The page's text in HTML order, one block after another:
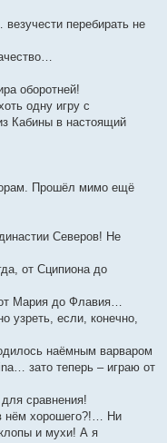
перебирать не
оборотней!
одну игру с
Кабины в настоящий
Прошёл мимо ещё
Северов! Не
от Сципиона до
Мария до Флавия…
узреть, если, конечно,
наёмным варваром
зато теперь – играю от
сравнения!
нём хорошего?!… Ни
и мухи! А я